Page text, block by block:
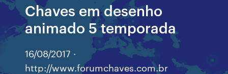
Chaves em desenho
animado 5 temporada
16/08/2017 ·
http://www.forumchaves.com.br